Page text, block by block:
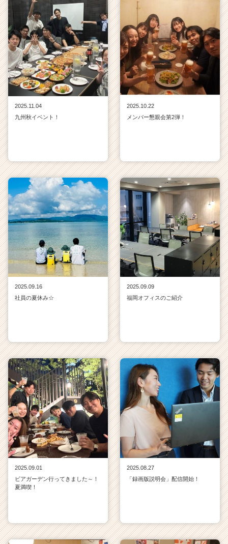
2025.11.04
九州秋イベント！
2025.10.22
メンバー懇親会第2弾！
2025.09.16
社員の夏休み☆
2025.09.09
福岡オフィスのご紹介
2025.09.01
ビアガーデン行ってきました～！
夏満喫！
2025.08.27
「録画版説明会」配信開始！